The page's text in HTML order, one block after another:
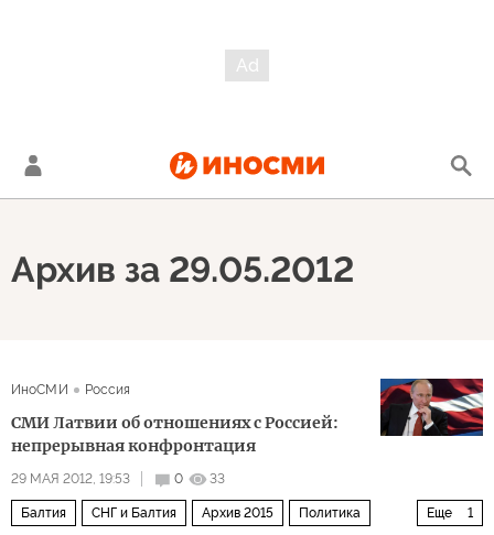
Архив за 29.05.2012
ИноСМИ Россия
СМИ Латвии об отношениях с Россией:
непрерывная конфронтация
29 МАЯ 2012, 19:53 0 33
Еще 1
Балтия СНГ и Балтия Архив 2015 Политика